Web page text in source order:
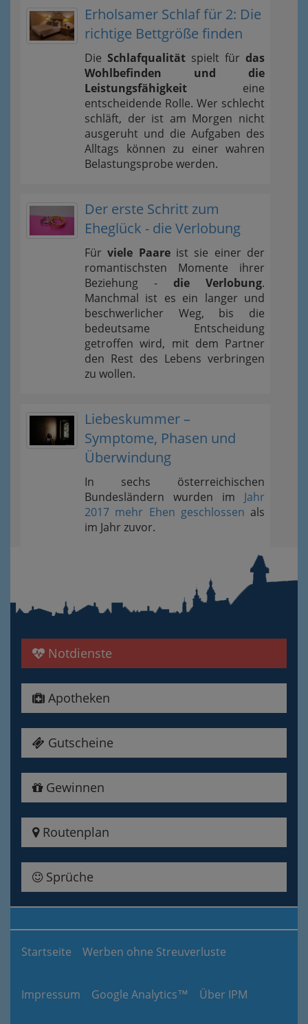
Erholsamer Schlaf für 2: Die
richtige Bettgröße finden
Die Schlafqualität spielt für das
Wohlbefinden und die
Leistungsfähigkeit eine
entscheidende Rolle. Wer schlecht
schläft, der ist am Morgen nicht
ausgeruht und die Aufgaben des
Alltags können zu einer wahren
Belastungsprobe werden.
Der erste Schritt zum
Eheglück - die Verlobung
Fürviele Paareist sie einer der
romantischsten Momente ihrer
Beziehung - die Verlobung.
Manchmal ist es ein langer und
beschwerlicher Weg, bis die
bedeutsame Entscheidung
getroffen wird, mit dem Partner
den Rest des Lebens verbringen
zu wollen.
Liebeskummer –
Symptome, Phasen und
Überwindung
In sechs österreichischen
Bundesländern wurden im Jahr
2017 mehr Ehen geschlossen als
im Jahr zuvor.
Notdienste
Apotheken
Gutscheine
Gewinnen
Routenplan
Sprüche
Startseite Werben ohne Streuverluste
Impressum Google Analytics™ Über IPM